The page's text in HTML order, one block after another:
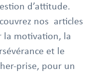
d’attitude.
nos articles
la motivation, la
et le
prise, pour un